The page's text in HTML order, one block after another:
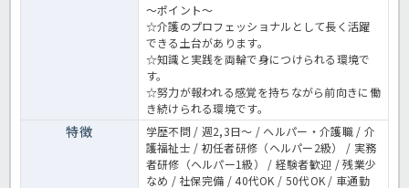
～ポイント～
☆介護のプロフェッショナルとして長く活躍
できる土台があります。
☆知識と実践を両輪で身につけられる環境で
す。
☆努力が報われる感覚を持ちながら前向きに働
き続けられる環境です。
特徴
学歴不問 / 週2,3日～ / ヘルパー・介護職 / 介
護福祉士 / 初任者研修（ヘルパー2級） / 実務
者研修（ヘルパー1級） / 経験者歓迎 / 残業少
なめ / 社保完備 / 40代OK / 50代OK / 車通勤